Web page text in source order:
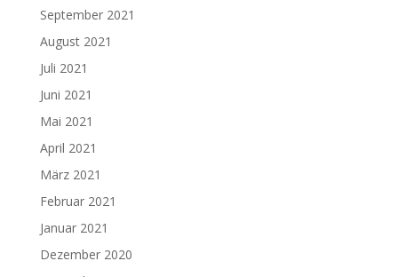
September 2021
August 2021
Juli 2021
Juni 2021
Mai 2021
April 2021
März 2021
Februar 2021
Januar 2021
Dezember 2020